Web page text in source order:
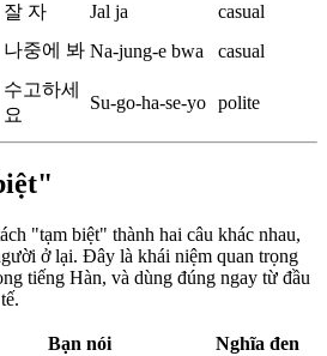
잘 자 Jal ja
casual
나중에 봐 Na-jung-e bwa
casual
수고하세
요
Su-go-ha-se-yo polite
"tạm biệt" thành hai câu khác nhau,
ở lại. Đây là khái niệm quan trọng
tiếng Hàn, và dùng đúng ngay từ đầu
Bạn nói
Nghĩa đen